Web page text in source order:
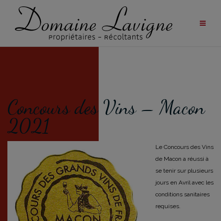
Aller
contenu
Concours des Vins – Macon
2021
Le Concours des Vins
de Macon a réussi à
se tenir sur plusieurs
jours en Avril avec les
conditions sanitaires
requises.